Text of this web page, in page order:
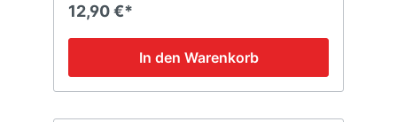
12,90 €*
In den Warenkorb